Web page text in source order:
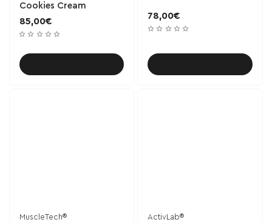
Cookies Cream
85,00€
78,00€
MuscleTech® ActivLab®